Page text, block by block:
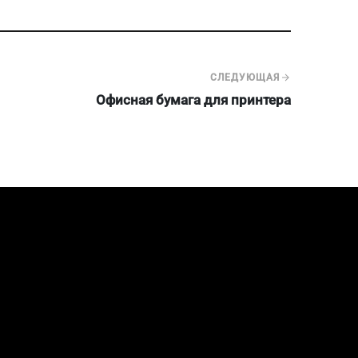
СЛЕДУЮЩАЯ
Офисная бумага для принтера